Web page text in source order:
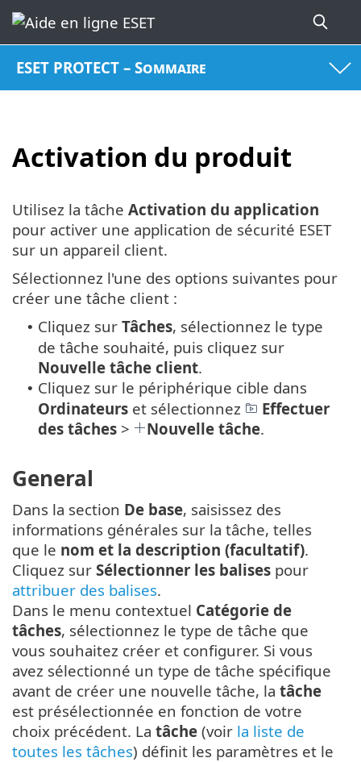
ESET PROTECT – Sommaire
Activation du produit
Utilisez la tâche Activation du application
pour activer une application de sécurité ESET
sur un appareil client.
Sélectionnez l'une des options suivantes pour
créer une tâche client :
• Cliquez sur Tâches, sélectionnez le type
de tâche souhaité, puis cliquez sur
Nouvelle tâche client.
• Cliquez sur le périphérique cible dans
Ordinateurs et sélectionnez
Effectuer
des tâches > Nouvelle tâche.
General
Dans la section De base, saisissez des
informations générales sur la tâche, telles
que le nom et la description (facultatif).
Cliquez sur Sélectionner les balises pour
attribuer des balises.
Dans le menu contextuel Catégorie de
tâches, sélectionnez le type de tâche que
vous souhaitez créer et configurer. Si vous
avez sélectionné un type de tâche spécifique
avant de créer une nouvelle tâche, la tâche
est présélectionnée en fonction de votre
choix précédent. La tâche (voir la liste de
toutes les tâches) définit les paramètres et le